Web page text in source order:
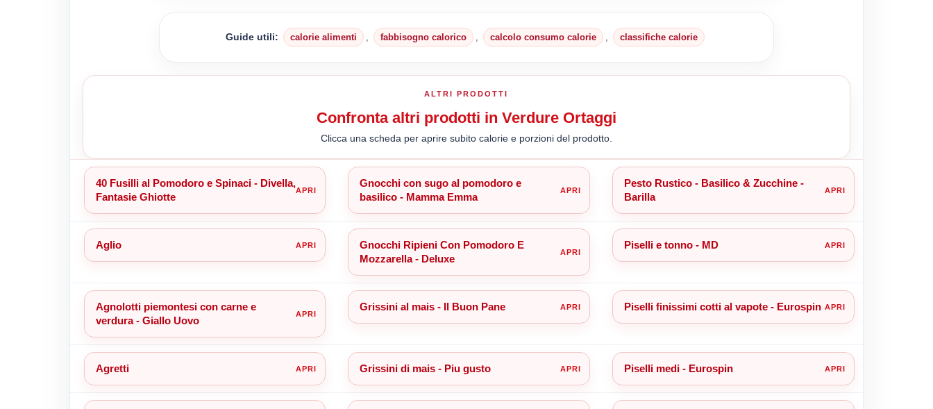
Guide utili: calorie alimenti fabbisogno calorico calcolo consumo calorie classifiche calorie
ALTRI PRODOTTI
Confronta altri prodotti in Verdure Ortaggi
Clicca una scheda per aprire subito calorie e porzioni del prodotto.
40 Fusilli al Pomodoro e Spinaci - Divella,
Fantasie Ghiotte
Gnocchi con sugo al pomodoro e
basilico - Mamma Emma
Pesto Rustico - Basilico & Zucchine -
Barilla
Aglio
Gnocchi Ripieni Con Pomodoro E
Mozzarella - Deluxe
Piselli e tonno - MD
Agnolotti piemontesi con carne e
verdura - Giallo Uovo
Grissini al mais - Il Buon Pane Piselli finissimi cotti al vapote - Eurospin
Agretti Grissini di mais - Piu gusto Piselli medi - Eurospin